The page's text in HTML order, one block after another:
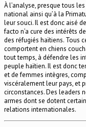
À l’analyse, presque tous
national ainsi qu’à la
leur souci. Il est donc aisé
facto n’a cure des intérêts
des réfugiés haïtiens. Tous
comportent en chiens
tout temps, à défendre les
peuple haïtien. Il est donc
et de femmes intègres,
viscéralement leur pays, et
circonstances. Des leaders
armes dont se dotent
relations internationales.